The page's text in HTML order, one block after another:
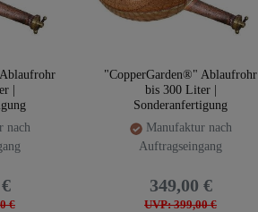
|
nach
€
"CopperGarden®" Ablaufrohr
bis 300 Liter |
Sonderanfertigung
Manufaktur nach
Auftragseingang
UVP: 399,00 €
349,00 €